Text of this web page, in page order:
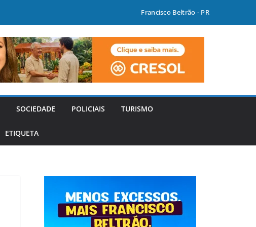
Francisco Beltrão - PR
SOCIEDADE POLICIAIS TURISMO
ETIQUETA